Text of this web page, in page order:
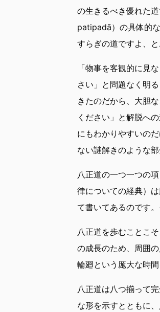
の生きるべき優れた
patipadā）の具体的
すらぎの道ですよ、
「物事を客観的に見
さい」と問題なく明
きたのだから、大胆
ください」と解脱へ
にもわかりやすいの
ない謎解きのような
八正道の一つ一つの
律についての経典）
て書いてあるのです
八正道を歩むことこ
の成長のため、周囲
輪廻という厖大な時
八正道は八つ揃って
な形を示すとともに